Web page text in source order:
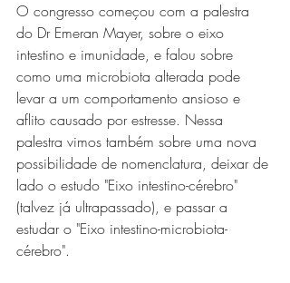
O congresso começou com a palestra
do Dr Emeran Mayer, sobre o eixo
intestino e imunidade, e falou sobre
como uma microbiota alterada pode
levar a um comportamento ansioso e
aflito causado por estresse. Nessa
palestra vimos também sobre uma nova
possibilidade de nomenclatura, deixar de
lado o estudo "Eixo intestino-cérebro"
(talvez já ultrapassado), e passar a
estudar o "Eixo intestino-microbiota-
cérebro".